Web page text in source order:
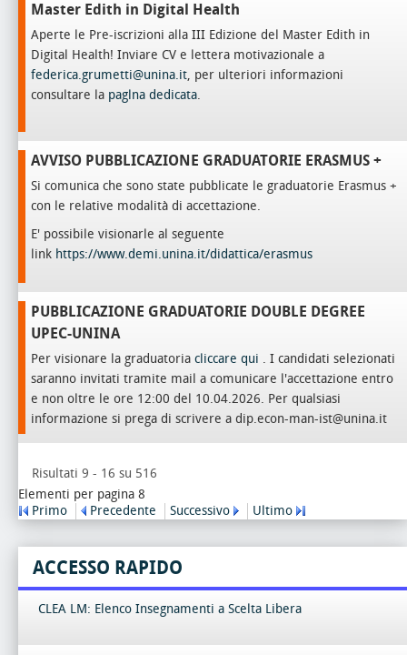
Master Edith in Digital Health
Aperte le Pre-iscrizioni alla III Edizione del Master Edith in
Digital Health! Inviare CV e lettera motivazionale a
federica.grumetti@unina.it, per ulteriori informazioni
consultare la paglna dedicata.
AVVISO PUBBLICAZIONE GRADUATORIE ERASMUS +
Si comunica che sono state pubblicate le graduatorie Erasmus +
con le relative modalità di accettazione.
E' possibile visionarle al seguente
link https://www.demi.unina.it/didattica/erasmus
PUBBLICAZIONE GRADUATORIE DOUBLE DEGREE
UPEC-UNINA
Per visionare la graduatoria cliccare qui . I candidati selezionati
saranno invitati tramite mail a comunicare l'accettazione entro
e non oltre le ore 12:00 del 10.04.2026. Per qualsiasi
informazione si prega di scrivere a dip.econ-man-ist@unina.it
Risultati 9 - 16 su 516
Elementi per pagina 8
Primo
Precedente Successivo Ultimo
ACCESSO RAPIDO
CLEA LM: Elenco Insegnamenti a Scelta Libera